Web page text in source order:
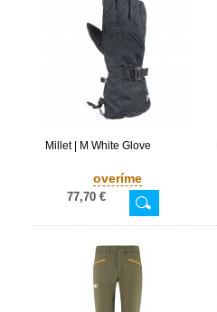
Millet | M White Glove
overíme
77,70 €